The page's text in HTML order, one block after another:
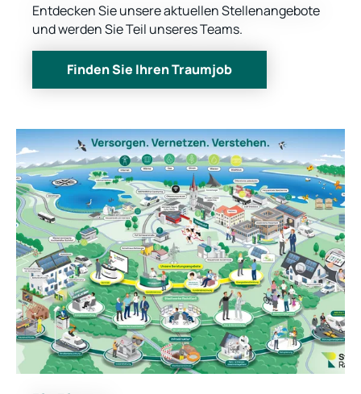
Entdecken Sie unsere aktuellen Stellenangebote
und werden Sie Teil unseres Teams.
Finden Sie Ihren Traumjob